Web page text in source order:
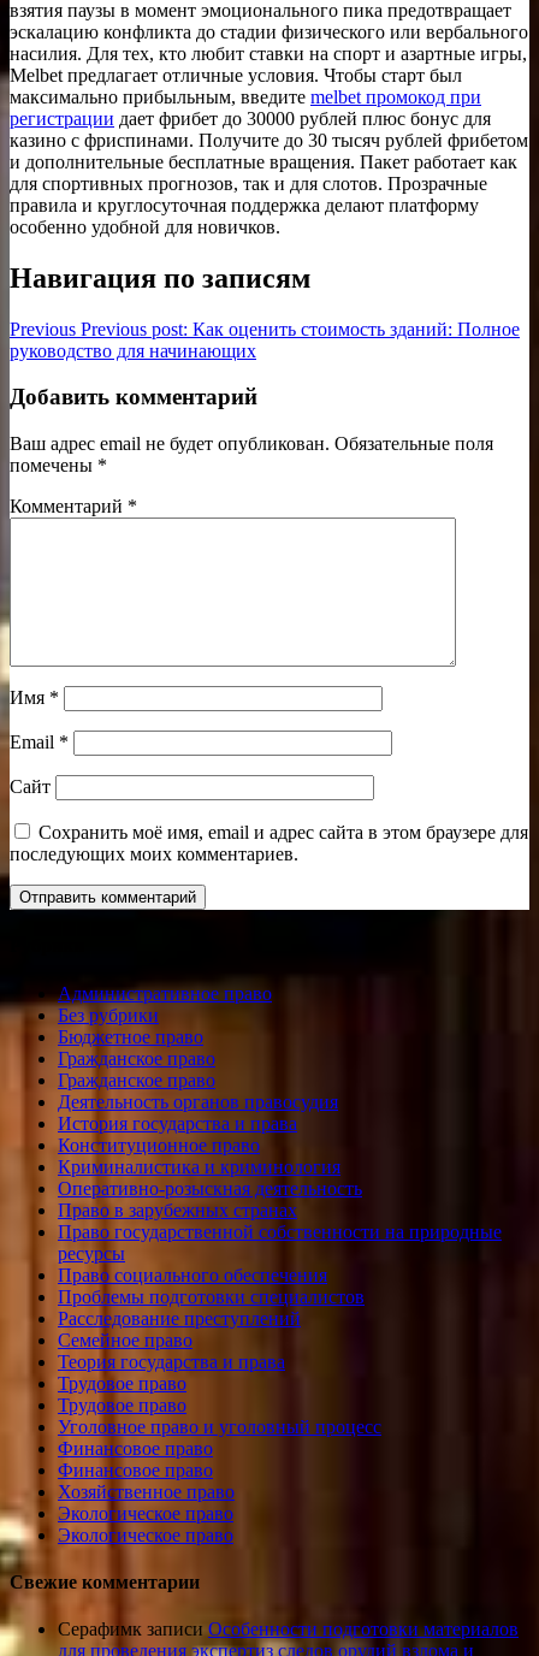
взятия паузы в момент эмоционального пика предотвращает
эскалацию конфликта до стадии физического или вербального
насилия. Для тех, кто любит ставки на спорт и азартные игры,
Melbet предлагает отличные условия. Чтобы старт был
максимально прибыльным, введите melbet промокод при
регистрации дает фрибет до 30000 рублей плюс бонус для
казино с фриспинами. Получите до 30 тысяч рублей фрибетом
и дополнительные бесплатные вращения. Пакет работает как
для спортивных прогнозов, так и для слотов. Прозрачные
правила и круглосуточная поддержка делают платформу
особенно удобной для новичков.
Навигация по записям
Previous Previous post: Как оценить стоимость зданий: Полное
руководство для начинающих
Добавить комментарий
Ваш адрес email не будет опубликован. Обязательные поля
помечены *
Комментарий *
Имя *
Email *
Сайт
Сохранить моё имя, email и адрес сайта в этом браузере для
последующих моих комментариев.
Административное право
Без рубрики
Бюджетное право
Гражданское право
Гражданское право
Деятельность органов правосудия
История государства и права
Конституционное право
Криминалистика и криминология
Оперативно-розыскная деятельность
Право в зарубежных странах
Право государственной собственности на природные
ресурсы
Право социального обеспечения
Проблемы подготовки специалистов
Расследование преступлений
Семейное право
Теория государства и права
Трудовое право
Трудовое право
Уголовное право и уголовный процесс
Финансовое право
Финансовое право
Хозяйственное право
Экологическое право
Экологическое право
Свежие комментарии
Серафимк записи Особенности подготовки материалов
для проведения экспертиз следов орудий взлома и